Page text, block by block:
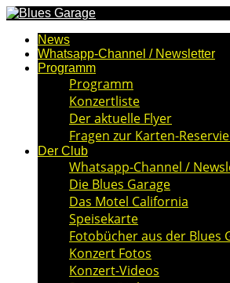
News
Whatsapp-Channel / Newsletter
Programm
Programm
Konzertliste
Der aktuelle Flyer
Fragen zur Karten-
Der Club
Whatsapp-Channel /
Die Blues Garage
Das Motel California
Speisekarte
Fotobücher aus der Blues
Konzert Fotos
Konzert-Videos